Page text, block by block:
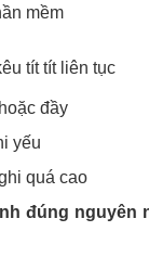
mềm
tít tít liên tục
đầy
yếu
quá cao
đúng nguyên